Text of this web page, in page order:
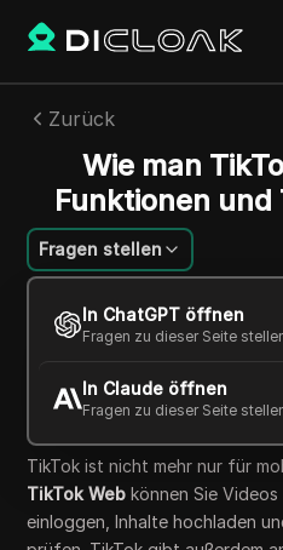
Zurück
Wie man
Funktionen und
Fragen stellen
In ChatGPT öffnen
Fragen zu dieser Seite
In Claude öffnen
Fragen zu dieser Seite
William Davis
20 Mai 2026 8 min
Copy Link
TikTok ist nicht mehr nur für
TikTok Web können Sie
einloggen, Inhalte hochladen